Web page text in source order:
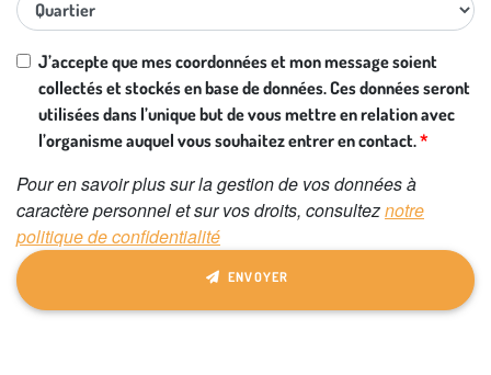
J’accepte que mes coordonnées et mon message soient
collectés et stockés en base de données. Ces données seront
utilisées dans l’unique but de vous mettre en relation avec
l’organisme auquel vous souhaitez entrer en contact.
Pour en savoir plus sur la gestion de vos données à
caractère personnel et sur vos droits, consulteznotre
politique de confidentialité
ENVOYER